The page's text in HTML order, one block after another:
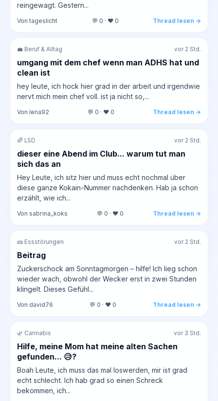
reingewagt. Gestern...
Von tageslicht 💬 0 · ❤️ 0 Thread lesen →
💼 Beruf & Alltag vor 2 Std.
umgang mit dem chef wenn man ADHS hat und
clean ist
hey leute, ich hock hier grad in der arbeit und irgendwie
nervt mich mein chef voll. ist ja nicht so,...
Von lena92 💬 0 · ❤️ 0 Thread lesen →
🌈 LSD vor 2 Std.
dieser eine Abend im Club... warum tut man
sich das an
Hey Leute, ich sitz hier und muss echt nochmal über
diese ganze Kokain-Nummer nachdenken. Hab ja schon
erzählt, wie ich...
Von sabrina_koks 💬 0 · ❤️ 0 Thread lesen →
🍰 Essstörungen vor 2 Std.
Beitrag
Zuckerschock am Sonntagmorgen – hilfe! Ich lieg schon
wieder wach, obwohl der Wecker erst in zwei Stunden
klingelt. Dieses Gefühl...
Von david76 💬 0 · ❤️ 0 Thread lesen →
🌿 Cannabis vor 3 Std.
Hilfe, meine Mom hat meine alten Sachen
gefunden... 😥?
Boah Leute, ich muss das mal loswerden, mir ist grad
echt schlecht. Ich hab grad so einen Schreck
bekommen, ich...